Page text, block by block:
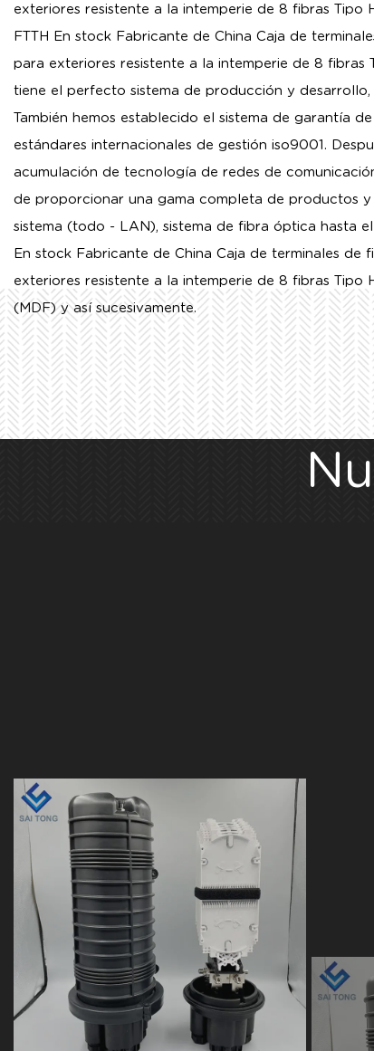
exteriores resistente a la intemperie de 8 fibras Tipo
FTTH En stock Fabricante de China Caja de
para exteriores resistente a la intemperie de 8 fibras
tiene el perfecto sistema de producción y
También hemos establecido el sistema de garantía
estándares internacionales de gestión iso9001.
acumulación de tecnología de redes de
de proporcionar una gama completa de productos
sistema (todo - LAN), sistema de fibra óptica hasta
En stock Fabricante de China Caja de terminales de
exteriores resistente a la intemperie de 8 fibras Tipo
(MDF) y así sucesivamente.
24 48 96 144 288 core
doom sello
12